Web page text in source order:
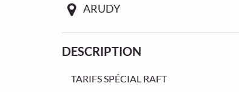
ARUDY
DESCRIPTION
TARIFS SPÉCIAL RAFT